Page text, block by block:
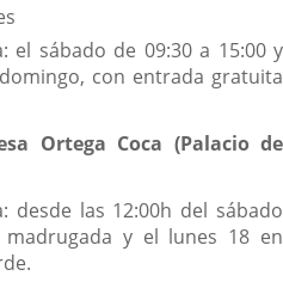
el sábado de 09:30 a 15:00 y
con entrada gratuita
Ortega Coca (Palacio de
desde las 12:00h del sábado
y el lunes 18 en